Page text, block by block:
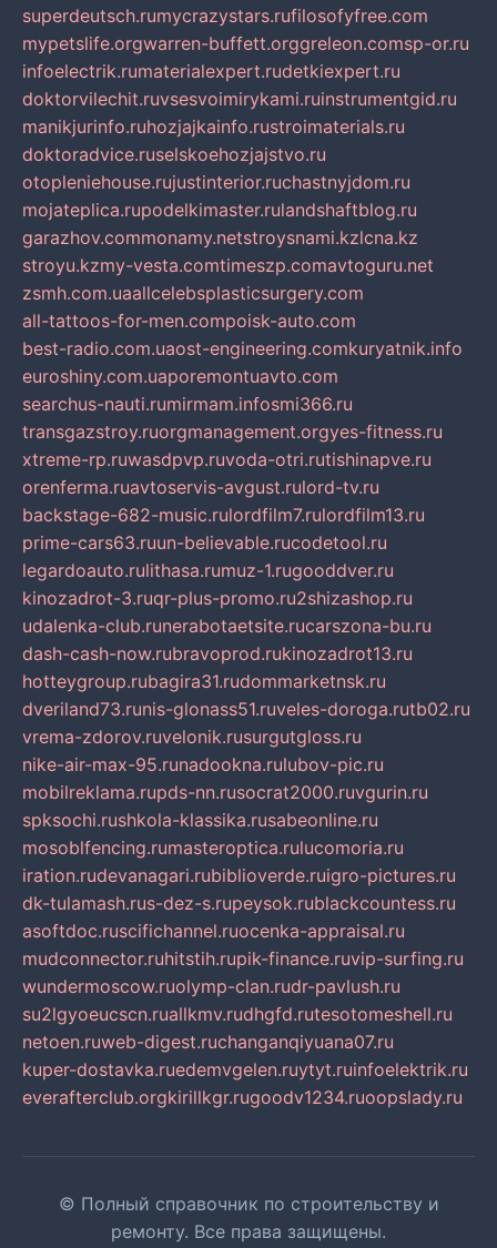
superdeutsch.rumycrazystars.rufilosofyfree.com
mypetslife.orgwarren-buffett.orggreleon.comsp-or.ru
infoelectrik.rumaterialexpert.rudetkiexpert.ru
doktorvilechit.ruvsesvoimirykami.ruinstrumentgid.ru
manikjurinfo.ruhozjajkainfo.rustroimaterials.ru
doktoradvice.ruselskoehozjajstvo.ru
otopleniehouse.rujustinterior.ruchastnyjdom.ru
mojateplica.rupodelkimaster.rulandshaftblog.ru
garazhov.commonamy.netstroysnami.kzlcna.kz
stroyu.kzmy-vesta.comtimeszp.comavtoguru.net
zsmh.com.uaallcelebsplasticsurgery.com
all-tattoos-for-men.compoisk-auto.com
best-radio.com.uaost-engineering.comkuryatnik.info
euroshiny.com.uaporemontuavto.com
searchus-nauti.rumirmam.infosmi366.ru
transgazstroy.ruorgmanagement.orgyes-fitness.ru
xtreme-rp.ruwasdpvp.ruvoda-otri.rutishinapve.ru
orenferma.ruavtoservis-avgust.rulord-tv.ru
backstage-682-music.rulordfilm7.rulordfilm13.ru
prime-cars63.ruun-believable.rucodetool.ru
legardoauto.rulithasa.rumuz-1.rugooddver.ru
kinozadrot-3.ruqr-plus-promo.ru2shizashop.ru
udalenka-club.runerabotaetsite.rucarszona-bu.ru
dash-cash-now.rubravoprod.rukinozadrot13.ru
hotteygroup.rubagira31.rudommarketnsk.ru
dveriland73.runis-glonass51.ruveles-doroga.rutb02.ru
vrema-zdorov.ruvelonik.rusurgutgloss.ru
nike-air-max-95.runadookna.rulubov-pic.ru
mobilreklama.rupds-nn.rusocrat2000.ruvgurin.ru
spksochi.rushkola-klassika.rusabeonline.ru
mosoblfencing.rumasteroptica.rulucomoria.ru
iration.rudevanagari.rubiblioverde.ruigro-pictures.ru
dk-tulamash.rus-dez-s.rupeysok.rublackcountess.ru
asoftdoc.ruscifichannel.ruocenka-appraisal.ru
mudconnector.ruhitstih.rupik-finance.ruvip-surfing.ru
wundermoscow.ruolymp-clan.rudr-pavlush.ru
su2lgyoeucscn.ruallkmv.rudhgfd.rutesotomeshell.ru
netoen.ruweb-digest.ruchanganqiyuana07.ru
kuper-dostavka.ruedemvgelen.ruytyt.ruinfoelektrik.ru
everafterclub.orgkirillkgr.rugoodv1234.ruoopslady.ru
© Полный справочник по строительству и
ремонту. Все права защищены.